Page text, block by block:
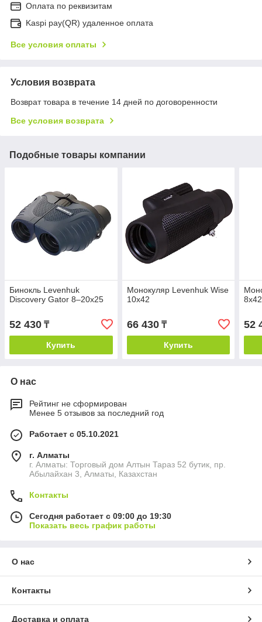
Оплата по реквизитам
Kaspi pay(QR) удаленное оплата
Все условия оплаты
Условия возврата
Возврат товара в течение 14 дней по договоренности
Все условия возврата
Подобные товары компании
Бинокль Levenhuk
Discovery Gator 8–20x25
52 430 ₸
Купить
Монокуляр Levenhuk Wise
10x42
66 430₸
Купить
8x42
52
О нас
Рейтинг не сформирован
Менее 5 отзывов за последний год
Работает с 05.10.2021
г. Алматы
г. Алматы: Торговый дом Алтын Тараз 52 бутик, пр.
Абылайхан 3, Алматы, Казахстан
Контакты
Сегодня работает с 09:00 до 19:30
Показать весь график работы
О нас
Контакты
Доставка и оплата